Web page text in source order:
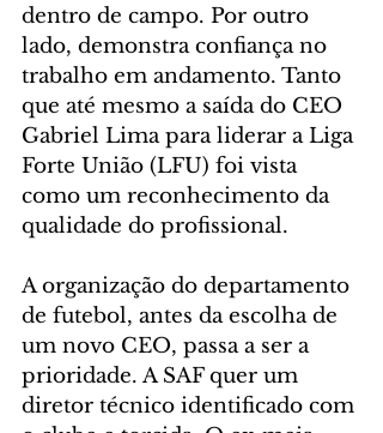
dentro de campo. Por outro
lado, demonstra confiança no
trabalho em andamento. Tanto
que até mesmo a saída do CEO
Gabriel Lima para liderar a Liga
Forte União (LFU) foi vista
como um reconhecimento da
qualidade do profissional.
A organização do departamento
de futebol, antes da escolha de
um novo CEO, passa a ser a
prioridade. A SAF quer um
diretor técnico identificado com